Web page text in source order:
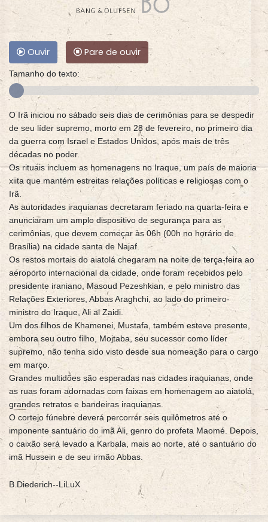
Ouvir Pare de ouvir
Tamanho do texto:
O Irã iniciou no sábado seis dias de cerimônias para se despedir
de seu líder supremo, morto em 28 de fevereiro, no primeiro dia
da guerra com Israel e Estados Unidos, após mais de três
décadas no poder.
Os rituais incluem as homenagens no Iraque, um país de maioria
xiita que mantém estreitas relações políticas e religiosas com o
Irã.
As autoridades iraquianas decretaram feriado na quarta-feira e
anunciaram um amplo dispositivo de segurança para as
cerimônias, que devem começar às 06h (00h no horário de
Brasília) na cidade santa de Najaf.
Os restos mortais do aiatolá chegaram na noite de terça-feira ao
aeroporto internacional da cidade, onde foram recebidos pelo
presidente iraniano, Masoud Pezeshkian, e pelo ministro das
Relações Exteriores, Abbas Araghchi, ao lado do primeiro-
ministro do Iraque, Ali al Zaidi.
Um dos filhos de Khamenei, Mustafa, também esteve presente,
embora seu outro filho, Mojtaba, seu sucessor como líder
supremo, não tenha sido visto desde sua nomeação para o cargo
em março.
Grandes multidões são esperadas nas cidades iraquianas, onde
as ruas foram adornadas com faixas em homenagem ao aiatolá,
grandes retratos e bandeiras iraquianas.
O cortejo fúnebre deverá percorrer seis quilômetros até o
imponente santuário do imã Ali, genro do profeta Maomé. Depois,
o caixão será levado a Karbala, mais ao norte, até o santuário do
imã Hussein e de seu irmão Abbas.
B.Diederich--LiLuX